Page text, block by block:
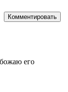
Комментировать
его